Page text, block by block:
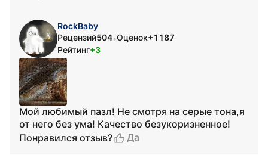
RockBaby
Рецензий504•Оценок+1187
Рейтинг+3
Мой любимый пазл! Не смотря на серые тона,я
от него без ума! Качество безукоризненное!
Понравился отзыв?
Да